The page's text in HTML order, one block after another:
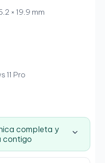
× 19.9 mm
11 Pro
completa y
contigo